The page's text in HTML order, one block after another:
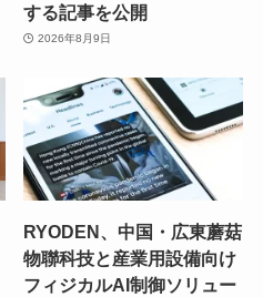
する記事を公開
2026年8月9日
RYODEN、中国・広東蘑菇
物聯科技と産業用設備向け
フィジカルAI制御ソリュー